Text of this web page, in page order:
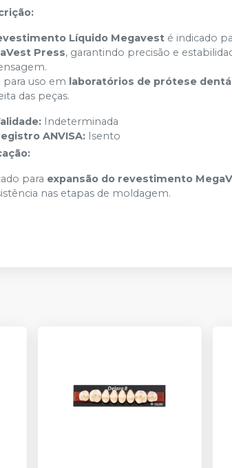
Líquido Megavest é indicado
Press, garantindo precisão e
para uso em laboratórios de prótese
das peças.
Indeterminada
ANVISA: Isento
para expansão do revestimento
nas etapas de moldagem.